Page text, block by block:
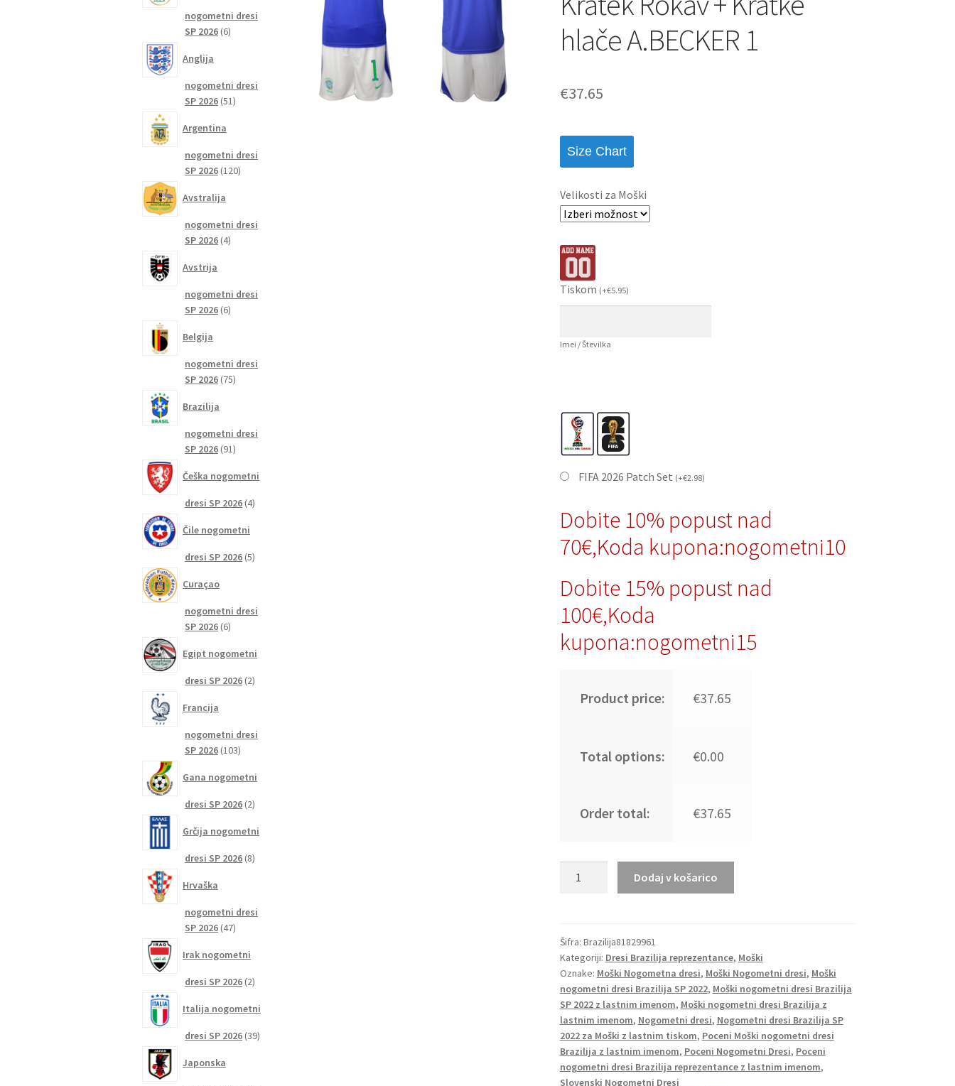
hlače A.BECKER 1
€37.65
Size Chart
Velikosti za Moški
Tiskom (+€5.95)
Imei / Številka
FIFA 2026 Patch Set (+€2.98)
Dobite 10% popust nad
70€,Koda kupona:nogometni10
Dobite 15% popust nad
100€,Koda
kupona:nogometni15
Product price: €37.65
Total options: €0.00
Order total: €37.65
Gostujoči
SP
2022
Kratek
Rokav
+
Kratke
hlače
A.BECKER
Dodaj v košarico
Šifra: Brazilija81829961
Kategoriji: Dresi Brazilija reprezentance, Moški
Oznake: Moški Nogometna dresi, Moški Nogometni dresi, Moški
nogometni dresi Brazilija SP 2022, Moški nogometni dresi Brazilija
SP 2022 z lastnim imenom, Moški nogometni dresi Brazilija z
lastnim imenom, Nogometni dresi, Nogometni dresi Brazilija SP
2022 za Moški z lastnim tiskom, Poceni Moški nogometni dresi
Brazilija z lastnim imenom, Poceni Nogometni Dresi, Poceni
nogometni dresi Brazilija reprezentance z lastnim imenom,
Slovenski Nogometni Dresi
nogometni dresi
SP 2026 66
Anglija
nogometni dresi
SP 2026 5151
Argentina
nogometni dresi
SP 2026 120120
Avstralija
nogometni dresi
SP 2026 44
Avstrija
nogometni dresi
SP 2026 66
Belgija
nogometni dresi
SP 2026 7575
Brazilija
nogometni dresi
SP 2026 9191
Češka nogometni
dresi SP 2026 44
Čile nogometni
dresi SP 2026 55
Curaçao
nogometni dresi
SP 2026 66
Egipt nogometni
dresi SP 2026 22
Francija
nogometni dresi
SP 2026 103103
Gana nogometni
dresi SP 2026 22
Grčija nogometni
dresi SP 2026 88
Hrvaška
nogometni dresi
SP 2026 4747
Irak nogometni
dresi SP 2026 22
Italija nogometni
dresi SP 2026 3939
Japonska